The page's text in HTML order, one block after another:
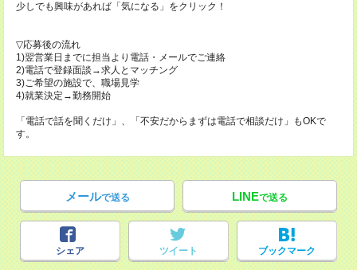
少しでも興味があれば「気になる」をクリック！
▽応募後の流れ
1)翌営業日までに担当より電話・メールでご連絡
2)電話で登録面談→求人とマッチング
3)ご希望の施設で、職場見学
4)就業決定→勤務開始
「電話で話を聞くだけ」、「不安だからまずは電話で相談だけ」もOKで
す。
メールで送る LINEで送る
シェア ツイート ブックマーク